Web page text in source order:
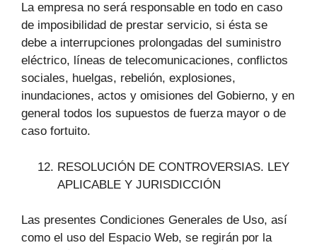
La empresa no será responsable en todo en caso
de imposibilidad de prestar servicio, si ésta se
debe a interrupciones prolongadas del suministro
eléctrico, líneas de telecomunicaciones, conflictos
sociales, huelgas, rebelión, explosiones,
inundaciones, actos y omisiones del Gobierno, y en
general todos los supuestos de fuerza mayor o de
caso fortuito.
RESOLUCIÓN DE CONTROVERSIAS. LEY
APLICABLE Y JURISDICCIÓN
Las presentes Condiciones Generales de Uso, así
como el uso del Espacio Web, se regirán por la